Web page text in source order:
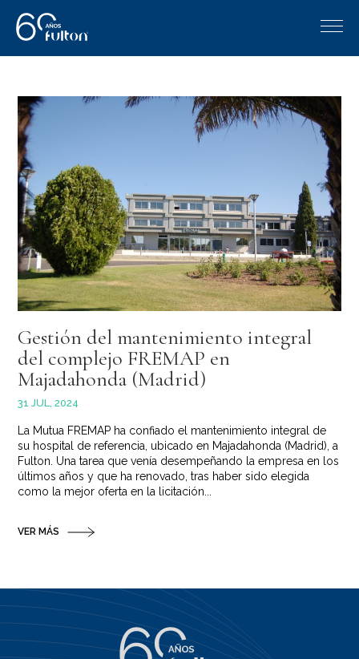
Gestión del mantenimiento integral
del complejo FREMAP en
Majadahonda (Madrid)
31 JUL, 2024
La Mutua FREMAP ha confiado el mantenimiento integral de
su hospital de referencia, ubicado en Majadahonda (Madrid), a
Fulton. Una tarea que venía desempeñando la empresa en los
últimos años y que ha renovado, tras haber sido elegida
como la mejor oferta en la licitación...
VER MÁS